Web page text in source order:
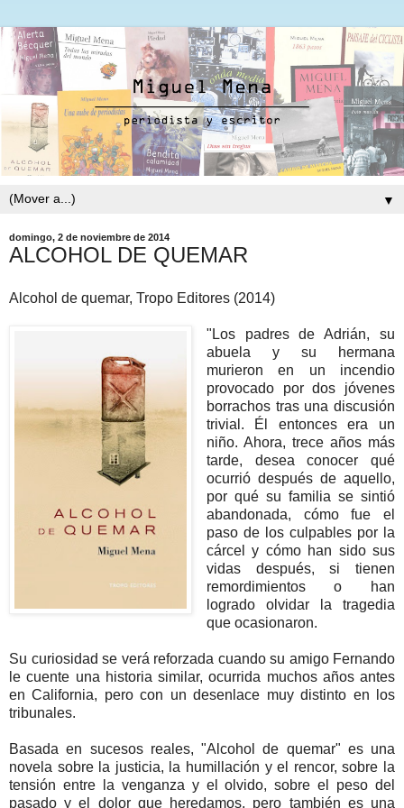
▼
domingo, 2 de noviembre de 2014
ALCOHOL DE QUEMAR
Alcohol de quemar, Tropo Editores (2014)
"Los padres de Adrián, su
abuela y su hermana
murieron en un incendio
provocado por dos jóvenes
borrachos tras una discusión
trivial. Él entonces era un
niño. Ahora, trece años más
tarde, desea conocer qué
ocurrió después de aquello,
por qué su familia se sintió
abandonada, cómo fue el
paso de los culpables por la
cárcel y cómo han sido sus
vidas después, si tienen
remordimientos o han
logrado olvidar la tragedia
que ocasionaron.
Su curiosidad se verá reforzada cuando su amigo Fernando
le cuente una historia similar, ocurrida muchos años antes
en California, pero con un desenlace muy distinto en los
tribunales.
Basada en sucesos reales, "Alcohol de quemar" es una
novela sobre la justicia, la humillación y el rencor, sobre la
tensión entre la venganza y el olvido, sobre el peso del
pasado y el dolor que heredamos, pero también es una